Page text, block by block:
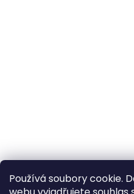
Používá soubory cookie.